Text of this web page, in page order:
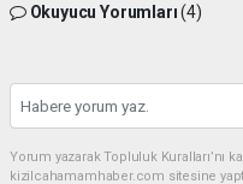
Okuyucu Yorumları(4)
Yorum yazarak Topluluk Kuralları’nı
kizilcahamamhaber.com sitesine